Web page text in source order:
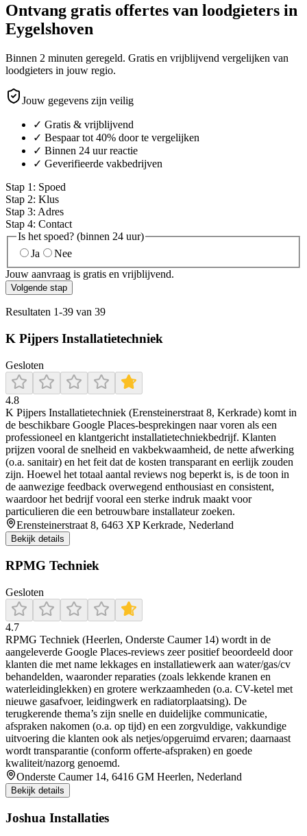
Ontvang gratis offertes van loodgieters in
Eygelshoven
Binnen 2 minuten geregeld. Gratis en vrijblijvend vergelijken van
loodgieters in jouw regio.
Jouw gegevens zijn veilig
✓ Gratis & vrijblijvend
✓ Bespaar tot 40% door te vergelijken
✓ Binnen 24 uur reactie
✓ Geverifieerde vakbedrijven
Stap 1 : Spoed
Stap 2: Klus
Stap 3: Adres
Stap 4: Contact
Is het spoed? (binnen 24 uur)
Ja
Nee
Jouw aanvraag is gratis en vrijblijvend.
Volgende stap
Resultaten 1-39 van 39
K Pijpers Installatietechniek
Gesloten
4.8
K Pijpers Installatietechniek (Erensteinerstraat 8, Kerkrade) komt in
de beschikbare Google Places-besprekingen naar voren als een
professioneel en klantgericht installatietechniekbedrijf. Klanten
prijzen vooral de snelheid en vakbekwaamheid, de nette afwerking
(o.a. sanitair) en het feit dat de kosten transparant en eerlijk zouden
zijn. Hoewel het totaal aantal reviews nog beperkt is, is de toon in
de aanwezige feedback overwegend enthousiast en consistent,
waardoor het bedrijf vooral een sterke indruk maakt voor
particulieren die een betrouwbare installateur zoeken.
Erensteinerstraat 8, 6463 XP Kerkrade, Nederland
Bekijk details
RPMG Techniek
Gesloten
4.7
RPMG Techniek (Heerlen, Onderste Caumer 14) wordt in de
aangeleverde Google Places-reviews zeer positief beoordeeld door
klanten die met name lekkages en installatiewerk aan water/gas/cv
behandelden, waaronder reparaties (zoals lekkende kranen en
waterleidinglekken) en grotere werkzaamheden (o.a. CV-ketel met
nieuwe gasafvoer, leidingwerk en radiatorplaatsing). De
terugkerende thema’s zijn snelle en duidelijke communicatie,
afspraken nakomen (o.a. op tijd) en een zorgvuldige, vakkundige
uitvoering die klanten ook als netjes/opgeruimd ervaren; daarnaast
wordt transparantie (conform offerte-afspraken) en goede
kwaliteit/nazorg genoemd.
Onderste Caumer 14, 6416 GM Heerlen, Nederland
Bekijk details
Joshua Installaties